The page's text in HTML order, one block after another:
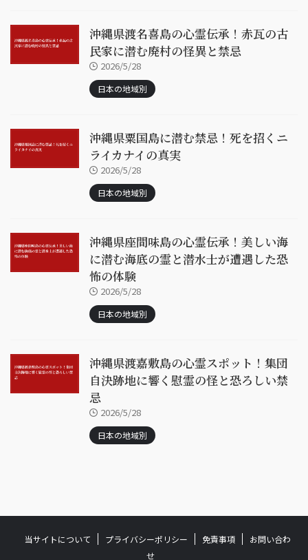
沖縄県渡名喜島の心霊伝承！赤瓦の古
民家に潜む廃村の怪異と禁忌
2026/5/28
日本の地域別
沖縄県粟国島に潜む禁忌！死を招くニ
ライカナイの真実
2026/5/28
日本の地域別
沖縄県座間味島の心霊伝承！美しい海
に潜む海底の霊と潜水士が遭遇した恐
怖の体験
2026/5/28
日本の地域別
沖縄県渡嘉敷島の心霊スポット！集団
自決跡地に響く慰霊の怪と恐ろしい禁
忌
2026/5/28
日本の地域別
当サイトについて プライバシーポリシー 免責事項
お問い合わ
せ